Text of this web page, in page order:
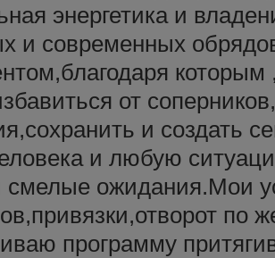
энергетика и
и современных
от
и создать
и любую
смелые ожидания.Мои
по
программу